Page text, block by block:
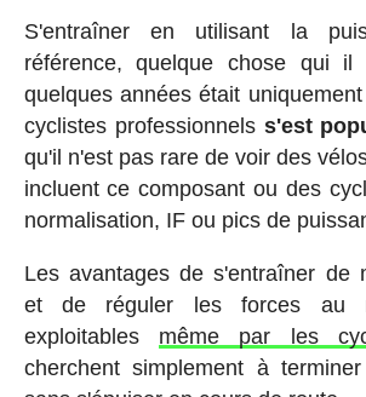
S'entraîner en utilisant la
référence, quelque chose qui
quelques années était
cyclistes professionnels s'est
qu'il n'est pas rare de voir des
incluent ce composant ou des
normalisation, IF ou pics de
Les avantages de s'entraîner de
et de réguler les forces au
exploitables même par les
cherchent simplement à